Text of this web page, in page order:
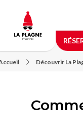
contenu
principal
Découvrir La